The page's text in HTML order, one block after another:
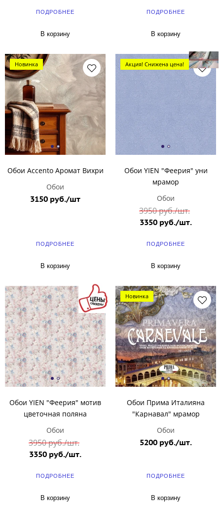
ПОДРОБНЕЕ
В корзину
ПОДРОБНЕЕ
В корзину
Новинка
Обои Accentо Аромат Вихри
Обои
3150 руб./шт
ПОДРОБНЕЕ
В корзину
Акция! Снижена цена!
Обои YIEN "Феерия" уни
мрамор
Обои
3950 руб./шт.
3350 руб./шт.
ПОДРОБНЕЕ
В корзину
Обои YIEN "Феерия" мотив
цветочная поляна
Обои
3950 руб./шт.
3350 руб./шт.
ПОДРОБНЕЕ
В корзину
Новинка
Обои Прима Италияна
"Карнавал" мрамор
Обои
5200 руб./шт.
ПОДРОБНЕЕ
В корзину